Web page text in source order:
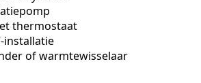
thermostaat
installatie
of warmtewisselaar